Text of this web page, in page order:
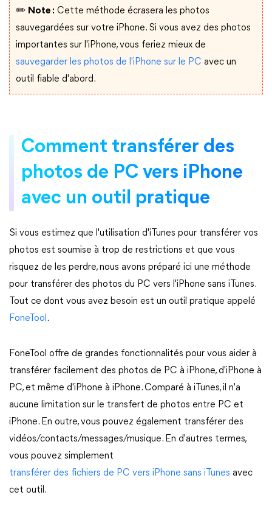
✏️ Note : Cette méthode écrasera les photos
sauvegardées sur votre iPhone. Si vous avez des photos
importantes sur l'iPhone, vous feriez mieux de
sauvegarder les photos de l'iPhone sur le PC avec un
outil fiable d'abord.
Comment transférer des
photos de PC vers iPhone
avec un outil pratique
Si vous estimez que l'utilisation d'iTunes pour transférer vos
photos est soumise à trop de restrictions et que vous
risquez de les perdre, nous avons préparé ici une méthode
pour transférer des photos du PC vers l'iPhone sans iTunes.
Tout ce dont vous avez besoin est un outil pratique appelé
FoneTool .
FoneTool offre de grandes fonctionnalités pour vous aider à
transférer facilement des photos de PC à iPhone, d'iPhone à
PC, et même d'iPhone à iPhone. Comparé à iTunes, il n'a
aucune limitation sur le transfert de photos entre PC et
iPhone. En outre, vous pouvez également transférer des
vidéos/contacts/messages/musique. En d'autres termes,
vous pouvez simplement
transférer des fichiers de PC vers iPhone sans iTunes avec
cet outil.